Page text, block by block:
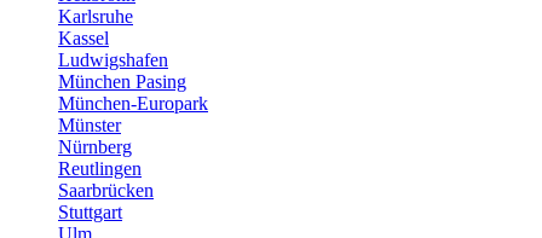
Karlsruhe
Kassel
Ludwigshafen
München Pasing
München-Europark
Münster
Nürnberg
Reutlingen
Saarbrücken
Stuttgart
Ulm